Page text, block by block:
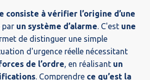
consiste à vérifier l’origine d’une
par un système d’alarme . C'est une
de distinguer une simple
d'urgence réelle nécessitant
de l’ordre , en réalisant un
. Comprendre ce qu’est la